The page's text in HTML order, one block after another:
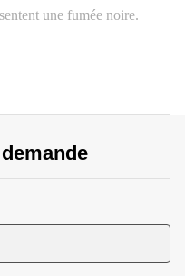
une fumée noire.